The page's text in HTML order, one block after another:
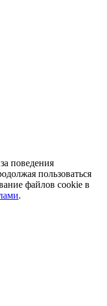
поведения
пользоваться
файлов cookie в
.